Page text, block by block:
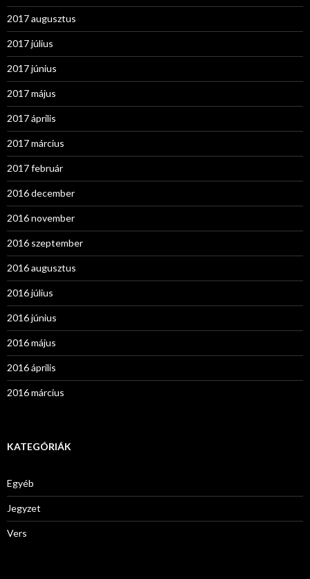
2017 augusztus
2017 július
2017 június
2017 május
2017 április
2017 március
2017 február
2016 december
2016 november
2016 szeptember
2016 augusztus
2016 július
2016 június
2016 május
2016 április
2016 március
KATEGÓRIÁK
Egyéb
Jegyzet
Vers